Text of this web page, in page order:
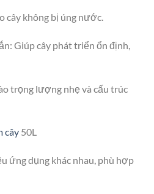
cây không bị úng nước.
Giúp cây phát triển ổn định,
trọng lượng nhẹ và cấu trúc
cây 50L
ứng dụng khác nhau, phù hợp